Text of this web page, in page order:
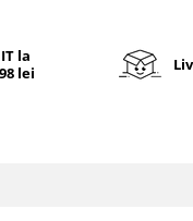
la
lei